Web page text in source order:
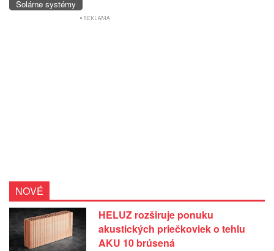
Solárne systémy
NOVÉ
HELUZ rozširuje ponuku
akustických priečkoviek o tehlu
AKU 10 brúsená